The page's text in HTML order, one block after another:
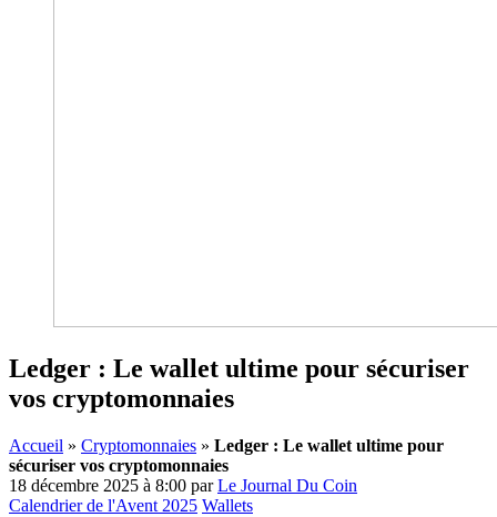
Ledger : Le wallet ultime pour sécuriser
vos cryptomonnaies
Accueil » Cryptomonnaies » Ledger : Le wallet ultime pour
sécuriser vos cryptomonnaies
18 décembre 2025 à 8:00 parLe Journal Du Coin
Calendrier de l'Avent 2025 Wallets